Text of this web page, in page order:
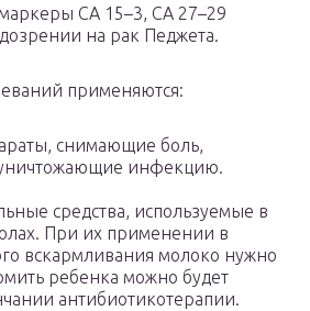
СА 15–3, СА 27–29
на рак Педжета.
применяются:
снимающие боль,
инфекцию.
средства, используемые в
При их применении в
вскармливания молоко нужно
ребенка можно будет
антибиотикотерапии.